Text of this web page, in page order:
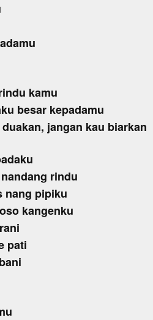
kamu
besar kepadamu
jangan kau biarkan
rindu
nang pipiku
kangenku
pati